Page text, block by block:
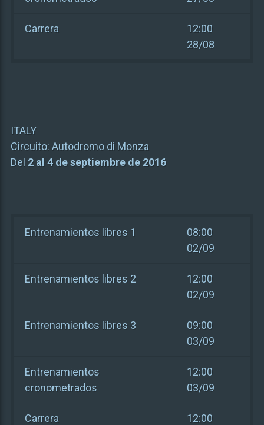
Carrera
12:00
28/08
ITALY
Circuito: Autodromo di Monza
Del 2 al 4 de septiembre de 2016
Entrenamientos libres 1
08:00
02/09
Entrenamientos libres 2
12:00
02/09
Entrenamientos libres 3
09:00
03/09
Entrenamientos
cronometrados
12:00
03/09
Carrera
12:00